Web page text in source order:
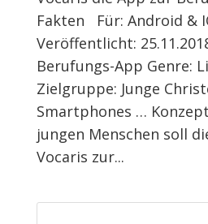
Fakten Für: Android &
Veröffentlicht:
Berufungs-App Genre:
Zielgruppe: Junge
Smartphones …
jungen Menschen soll
Vocaris zur...